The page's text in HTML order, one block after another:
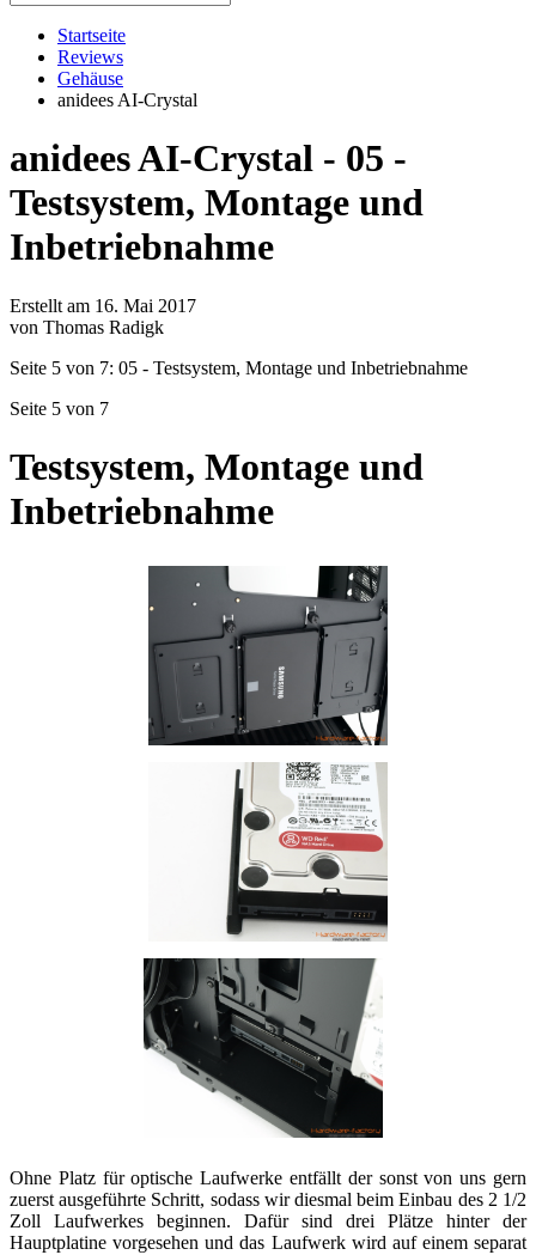
Startseite
Reviews
Gehäuse
anidees AI-Crystal
anidees AI-Crystal - 05 -
Testsystem, Montage und
Inbetriebnahme
Erstellt am 16. Mai 2017
von Thomas Radigk
Seite 5 von 7: 05 - Testsystem, Montage und Inbetriebnahme
Seite 5 von 7
Testsystem, Montage und
Inbetriebnahme
Ohne Platz für optische Laufwerke entfällt der sonst von uns gern
zuerst ausgeführte Schritt, sodass wir diesmal beim Einbau des 2 1/2
Zoll Laufwerkes beginnen. Dafür sind drei Plätze hinter der
Hauptplatine vorgesehen und das Laufwerk wird auf einem separat